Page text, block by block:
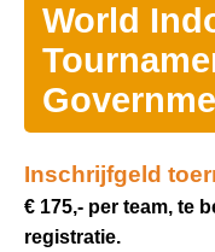
World
Inschrijfgeld
€ 175,- per team, te
registratie.